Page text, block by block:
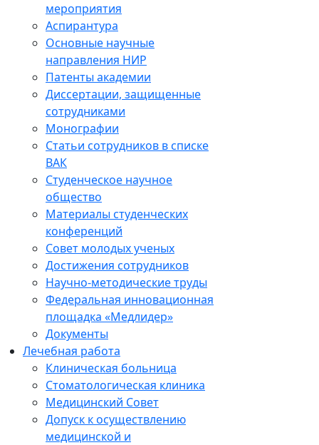
мероприятия
Аспирантура
Основные научные
направления НИР
Патенты академии
Диссертации, защищенные
сотрудниками
Монографии
Статьи сотрудников в списке
ВАК
Студенческое научное
общество
Материалы студенческих
конференций
Совет молодых ученых
Достижения сотрудников
Научно-методические труды
Федеральная инновационная
площадка «Медлидер»
Документы
Лечебная работа
Клиническая больница
Стоматологическая клиника
Медицинский Совет
Допуск к осуществлению
медицинской и